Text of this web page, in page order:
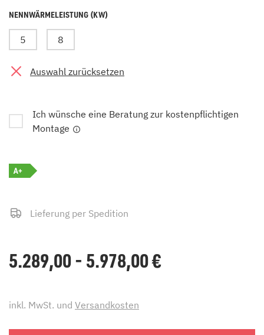
NENNWÄRMELEISTUNG (KW)
5 8
Auswahl zurücksetzen
Ich wünsche eine Beratung zur kostenpflichtigen
Montage
A+
Lieferung per Spedition
5.289,00 - 5.978,00€
inkl. MwSt. und Versandkosten